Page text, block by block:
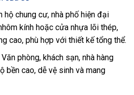
hộ chung cư, nhà phố hiện đại
kính hoặc cửa nhựa lõi thép,
cao, phù hợp với thiết kế tổng thể.
Văn phòng, khách sạn, nhà hàng
bền cao, dễ vệ sinh và mang